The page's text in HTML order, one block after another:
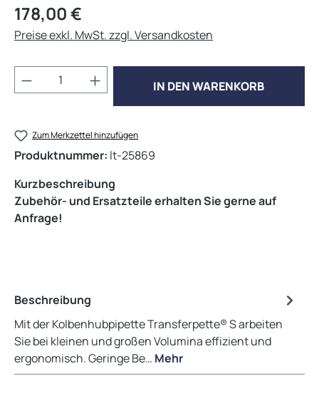
Regulärer Preis:
178,00 €
Preise exkl. MwSt. zzgl. Versandkosten
Produkt Anzahl: Gib den gewünschten
IN DEN WARENKORB
Zum Merkzettel hinzufügen
Produktnummer: lt-25869
Kurzbeschreibung
Zubehör- und Ersatzteile erhalten Sie gerne auf
Anfrage!
Beschreibung
Mit der Kolbenhubpipette Transferpette® S arbeiten
Sie bei kleinen und großen Volumina effizient und
ergonomisch. Geringe Be… Mehr